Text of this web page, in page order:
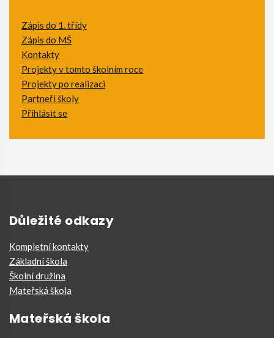
Zápis do 1. třídy
Zápis do MŠ
Kontakty
Projekty v tomto školním roce
Projekty po realizaci
Partneři školy
Přihlásit se
Důležité odkazy
Kompletní kontakty
Základní škola
Školní družina
Mateřská škola
Mateřská škola